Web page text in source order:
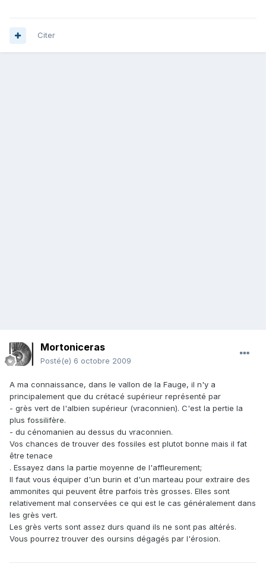
Citer
Mortoniceras
Posté(e) 6 octobre 2009
A ma connaissance, dans le vallon de la Fauge, il n'y a
principalement que du crétacé supérieur représenté par
- grès vert de l'albien supérieur (vraconnien). C'est la pertie la
plus fossilifère.
- du cénomanien au dessus du vraconnien.
Vos chances de trouver des fossiles est plutot bonne mais il fat
être tenace
. Essayez dans la partie moyenne de l'affleurement;
Il faut vous équiper d'un burin et d'un marteau pour extraire des
ammonites qui peuvent être parfois très grosses. Elles sont
relativement mal conservées ce qui est le cas généralement dans
les grès vert.
Les grès verts sont assez durs quand ils ne sont pas altérés.
Vous pourrez trouver des oursins dégagés par l'érosion.